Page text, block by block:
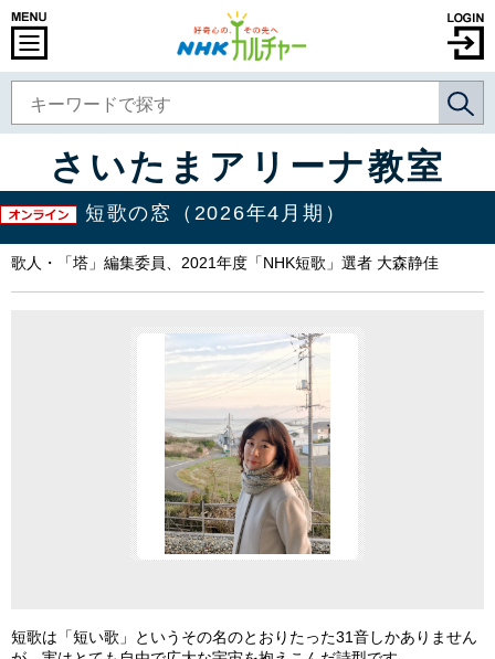
さいたまアリーナ教室
短歌の窓（2026年4月期）
歌人・「塔」編集委員、2021年度「NHK短歌」選者 大森静佳
短歌は「短い歌」というその名のとおりたった31音しかありません